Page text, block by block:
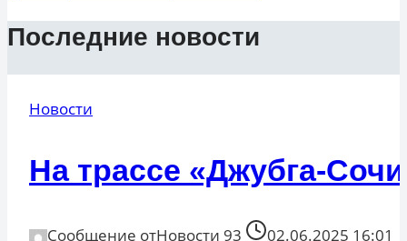
Последние новости
Новости
На трассе «Джубга-
Сообщение отНовости 93
02.06.2025 16:01